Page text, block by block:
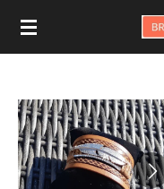
Ga
direct
hoofdinhoud